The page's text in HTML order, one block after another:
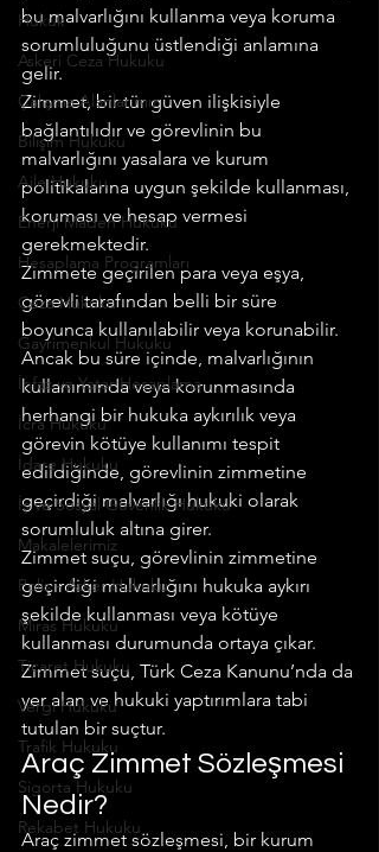
Hukuk
Askeri Ceza Hukuku
Çalışma Alanlarımız
Bilişim Hukuku
Aile Hukuku
Enerji Maden Hukuku
Hesaplama Programları
Ceza Hukuku
Gayrimenkul Hukuku
İnfaz ve Yatar Hesaplama
İcra Hukuku
İdare Hukuku
İş ve Sosyal Güvenlik Hukuku
Makalelerimiz
Polis - Asker Hukuku
Miras Hukuku
Ticaret Hukuku
Vergi Hukuku
Trafik Hukuku
Sigorta Hukuku
Rekabet Hukuku
bu malvarlığını kullanma veya koruma
sorumluluğunu üstlendiği anlamına
gelir.
Zimmet, bir tür güven ilişkisiyle
bağlantılıdır ve görevlinin bu
malvarlığını yasalara ve kurum
politikalarına uygun şekilde kullanması,
koruması ve hesap vermesi
gerekmektedir.
Zimmete geçirilen para veya eşya,
görevli tarafından belli bir süre
boyunca kullanılabilir veya korunabilir.
Ancak bu süre içinde, malvarlığının
kullanımında veya korunmasında
herhangi bir hukuka aykırılık veya
görevin kötüye kullanımı tespit
edildiğinde, görevlinin zimmetine
geçirdiği malvarlığı hukuki olarak
sorumluluk altına girer.
Zimmet suçu, görevlinin zimmetine
geçirdiği malvarlığını hukuka aykırı
şekilde kullanması veya kötüye
kullanması durumunda ortaya çıkar.
Zimmet suçu, Türk Ceza Kanunu’nda da
yer alan ve hukuki yaptırımlara tabi
tutulan bir suçtur.
Araç Zimmet Sözleşmesi
Nedir?
Araç zimmet sözleşmesi, bir kurum